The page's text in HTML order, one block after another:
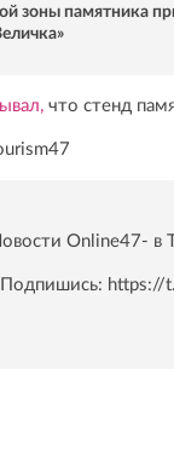
зоны памятника
что стенд
Online47- в
Подпишись: https://